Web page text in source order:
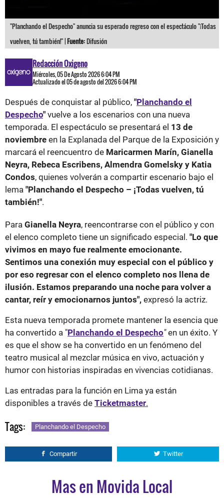
"Planchando el Despecho" anuncia su esperado regreso con el espectáculo "¡Todas
vuelven, tú también!" |Fuente:Difusión
Redacción Oxigeno
Miércoles, 05 De Agosto 2026 6:04 PM
Actualizado el 05 de agosto del 2026 6:04 PM
Después de conquistar al público, "Planchando el
Despecho" vuelve a los escenarios con una nueva
temporada. El espectáculo se presentará el 13 de
noviembre en la Explanada del Parque de la Exposición y
marcará el reencuentro de Maricarmen Marín, Gianella
Neyra, Rebeca Escribens, Almendra Gomelsky y Katia
Condos, quienes volverán a compartir escenario bajo el
lema "Planchando el Despecho – ¡Todas vuelven, tú
también!".
Para Gianella Neyra, reencontrarse con el público y con
el elenco completo tiene un significado especial. "Lo que
vivimos en mayo fue realmente emocionante.
Sentimos una conexión muy especial con el público y
por eso regresar con el elenco completo nos llena de
ilusión. Estamos preparando una noche para volver a
cantar, reír y emocionarnos juntos", expresó la actriz.
Esta nueva temporada promete mantener la esencia que
ha convertido a "Planchando el Despecho"en un éxito. Y
es que el show se ha convertido en un fenómeno del
teatro musical al mezclar música en vivo, actuación y
humor con historias inspiradas en vivencias cotidianas.
Las entradas para la función en Lima ya están
disponibles a través de Ticketmaster.
Tags: Planchando el Despecho
Compartir Twitter
Mas en Movida Local